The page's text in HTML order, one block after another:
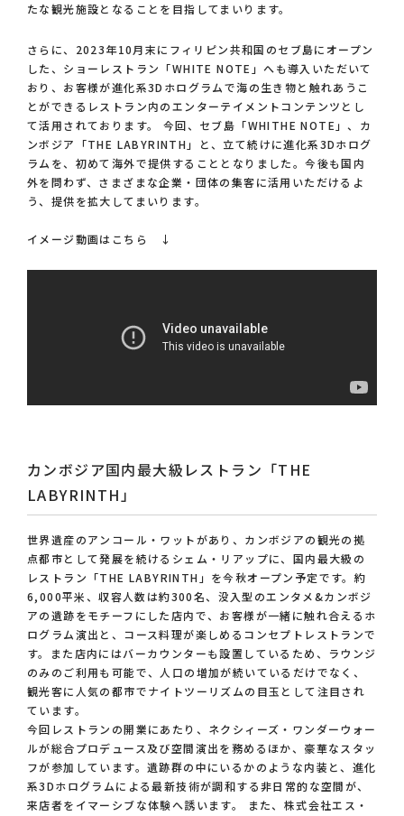
たな観光施設となることを目指してまいります。
さらに、2023年10月末にフィリピン共和国のセブ島にオープン
した、ショーレストラン「WHITE NOTE」へも導入いただいて
おり、お客様が進化系3Dホログラムで海の生き物と触れあうこ
とができるレストラン内のエンターテイメントコンテンツとし
て活用されております。 今回、セブ島「WHITHE NOTE」、カ
ンボジア「THE LABYRINTH」と、立て続けに進化系3Dホログ
ラムを、初めて海外で提供することとなりました。今後も国内
外を問わず、さまざまな企業・団体の集客に活用いただけるよ
う、提供を拡大してまいります。
イメージ動画はこちら ↓
カンボジア国内最大級レストラン「THE
LABYRINTH」
世界遺産のアンコール・ワットがあり、カンボジアの観光の拠
点都市として発展を続けるシェム・リアップに、国内最大級の
レストラン「THE LABYRINTH」を今秋オープン予定です。約
6,000平米、収容人数は約300名、没入型のエンタメ&カンボジ
アの遺跡をモチーフにした店内で、お客様が一緒に触れ合えるホ
ログラム演出と、コース料理が楽しめるコンセプトレストランで
す。また店内にはバーカウンターも設置しているため、ラウンジ
のみのご利用も可能で、人口の増加が続いているだけでなく、
観光客に人気の都市でナイトツーリズムの目玉として注目され
ています。
今回レストランの開業にあたり、ネクシィーズ・ワンダーウォー
ルが総合プロデュース及び空間演出を務めるほか、豪華なスタッ
フが参加しています。遺跡群の中にいるかのような内装と、進化
系3Dホログラムによる最新技術が調和する非日常的な空間が、
来店者をイマーシブな体験へ誘います。 また、株式会社エス・